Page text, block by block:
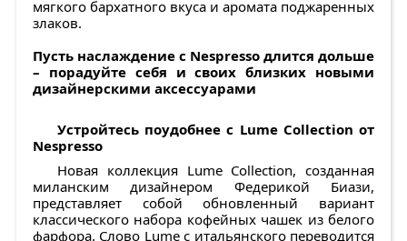
мягкого бархатного вкуса и аромата поджаренных
злаков.
Пусть наслаждение с Nespresso длится дольше
– порадуйте себя и своих близких новыми
дизайнерскими аксессуарами
Устройтесь поудобнее с Lume Collection от
Nespresso
Новая коллекция Lume Collection, созданная
миланским дизайнером Федерикой Биази,
представляет собой обновленный вариант
классического набора кофейных чашек из белого
фарфора. Слово Lume с итальянского переводится